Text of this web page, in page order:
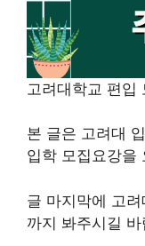
고려대학교 편입
본 글은 고려대
입학 모집요강을
글 마지막에 고
까지 봐주시길